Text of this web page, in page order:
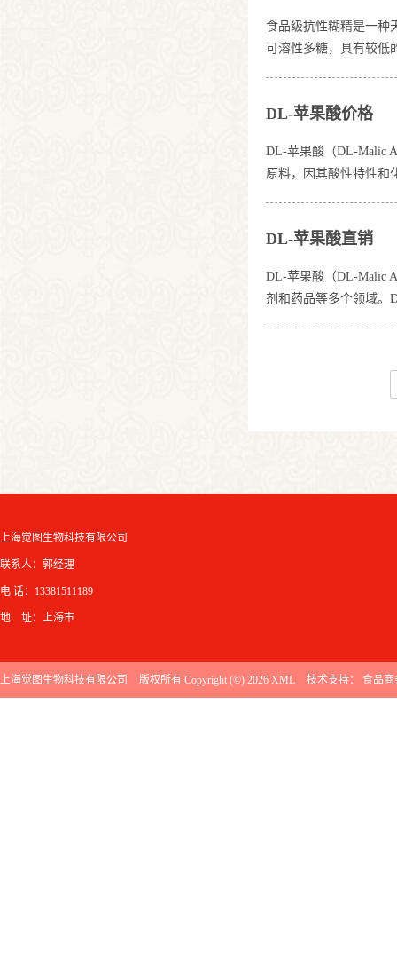
食品级抗性糊精是一种
可溶性多糖，具有较低
解、酸解、热处理等
DL-苹果酸价格
DL-苹果酸（DL-Malic
原料，因其酸性特性和
主要有两种：化
DL-苹果酸直销
DL-苹果酸（DL-Malic
剂和药品等多个领域。
上海觉图生物科技有限公司
联系人：郭经理
电 话：13381511189
地 址：上海市
上海觉图生物科技有限公司 版权所有 Copyright (©) 2026 XML 技术支持： 食品商